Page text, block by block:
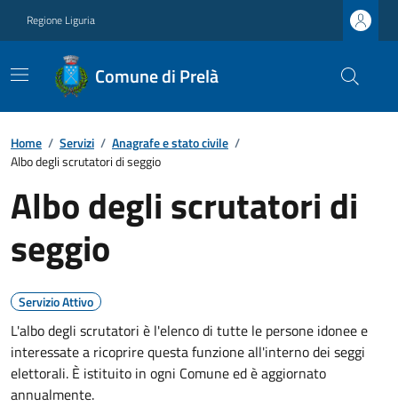
Regione Liguria
Comune di Prelà
Home / Servizi / Anagrafe e stato civile /
Albo degli scrutatori di seggio
Albo degli scrutatori di
seggio
Servizio Attivo
L'albo degli scrutatori è l'elenco di tutte le persone idonee e
interessate a ricoprire questa funzione all'interno dei seggi
elettorali. È istituito in ogni Comune ed è aggiornato
annualmente.